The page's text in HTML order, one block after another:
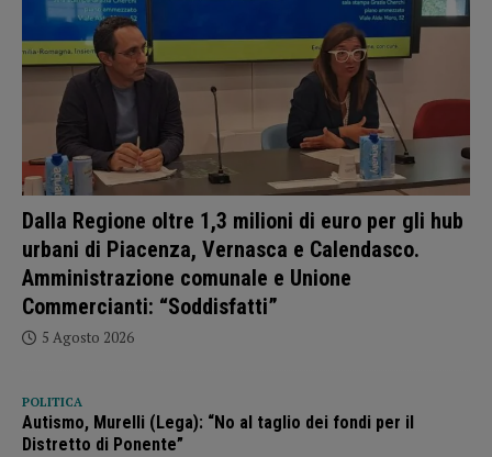
Dalla Regione oltre 1,3 milioni di euro per gli hub
urbani di Piacenza, Vernasca e Calendasco.
Amministrazione comunale e Unione
Commercianti: “Soddisfatti”
5 Agosto 2026
POLITICA
Autismo, Murelli (Lega): “No al taglio dei fondi per il
Distretto di Ponente”